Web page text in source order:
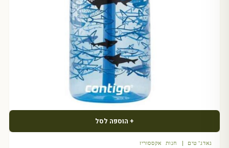
+ הוספה לסל
גאדג'טים | חנות אקססוריז